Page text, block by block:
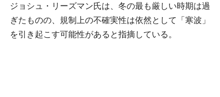
ジョシュ・リーズマン氏は、冬の最も厳しい時期は過
ぎたものの、規制上の不確実性は依然として「寒波」
を引き起こす可能性があると指摘している。